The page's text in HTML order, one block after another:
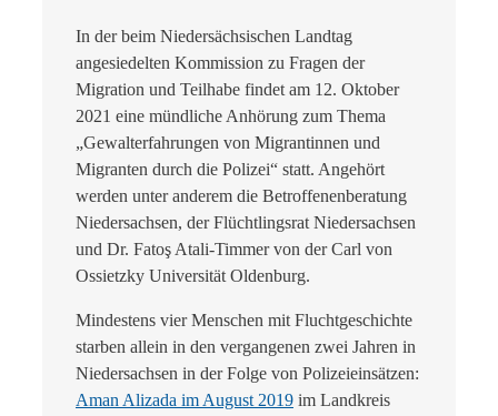
In der beim Niedersächsischen Landtag
angesiedelten Kommission zu Fragen der
Migration und Teilhabe findet am 12. Oktober
2021 eine mündliche Anhörung zum Thema
„Gewalterfahrungen von Migrantinnen und
Migranten durch die Polizei“ statt. Angehört
werden unter anderem die Betroffenenberatung
Niedersachsen, der Flüchtlingsrat Niedersachsen
und Dr. Fatoş Atali-Timmer von der Carl von
Ossietzky Universität Oldenburg.
Mindestens vier Menschen mit Fluchtgeschichte
starben allein in den vergangenen zwei Jahren in
Niedersachsen in der Folge von Polizeieinsätzen:
Aman Alizada im August 2019 im Landkreis